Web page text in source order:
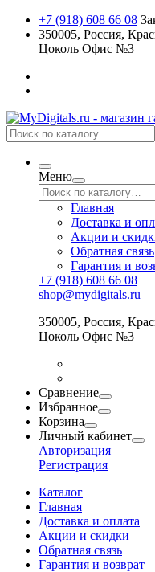
+7 (918) 608 66 08
350005, Россия,
Цоколь Офис №3
Меню
Главная
Доставка и
Акции и
Обратная связь
Гарантия и
+7 (918) 608 66 08
shop@mydigitals.ru
350005, Россия,
Цоколь Офис №3
Сравнение
Избранное
Корзина
Личный кабинет
Авторизация
Регистрация
Каталог
Главная
Доставка и оплата
Акции и скидки
Обратная связь
Гарантия и возврат